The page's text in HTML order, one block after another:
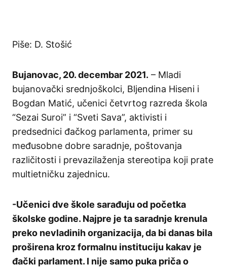
Piše: D. Stošić
Bujanovac, 20. decembar 2021. – Mladi
bujanovački srednjoškolci, Bljendina Hiseni i
Bogdan Matić, učenici četvrtog razreda škola
“Sezai Suroi” i “Sveti Sava”, aktivisti i
predsednici đačkog parlamenta, primer su
međusobne dobre saradnje, poštovanja
različitosti i prevazilaženja stereotipa koji prate
multietničku zajednicu.
-Učenici dve škole sarađuju od početka
školske godine. Najpre je ta saradnje krenula
preko nevladinih organizacija, da bi danas bila
proširena kroz formalnu instituciju kakav je
đački parlament. I nije samo puka priča o